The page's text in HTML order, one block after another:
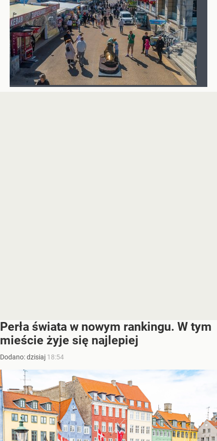
Perła świata w nowym rankingu. W tym
mieście żyje się najlepiej
Dodano:dzisiaj 18:54